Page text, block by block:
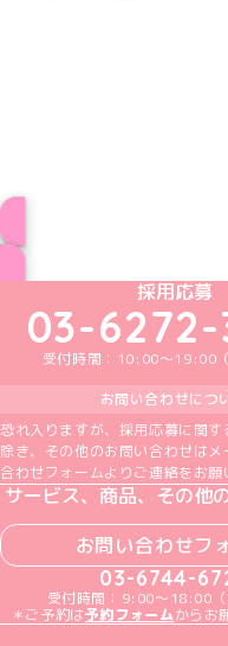
めいど
め
採用応募
03-6272-
受付時間：10:00～19:00（
お問い合わせにつ
恐れ入りますが、採用応募に関す
除き、その他のお問い合わせは
合わせフォームよりご連絡をお願
サービス、商品、その他
お問い合わせフ
03-6744-
受付時間：9:00～18:00（
＊ご予約は予約フォームからお